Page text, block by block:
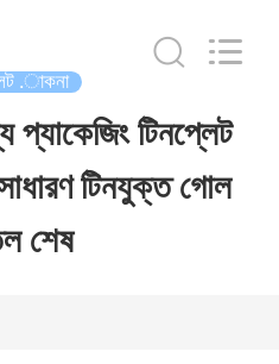
.াকনা
প্যাকেজিং টিনপ্লেট
টিনযুক্ত গোল
শেষ